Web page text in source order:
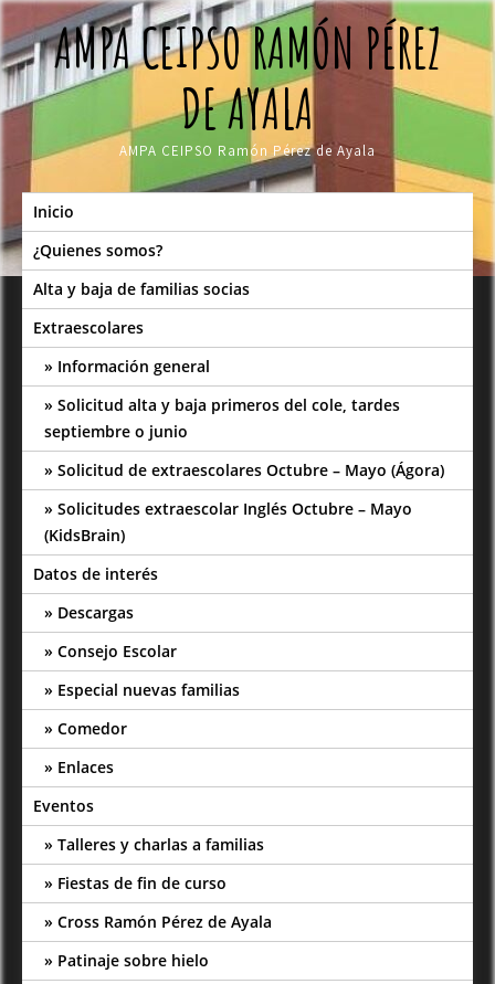
Skip
to
contentAMPA CEIPSO RAMÓN PÉREZ
DE AYALA
AMPA CEIPSO Ramón Pérez de Ayala
Inicio
¿Quienes somos?
Alta y baja de familias socias
Extraescolares
Información general
Solicitud alta y baja primeros del cole, tardes
septiembre o junio
Solicitud de extraescolares Octubre – Mayo (Ágora)
Solicitudes extraescolar Inglés Octubre – Mayo
(KidsBrain)
Datos de interés
Descargas
Consejo Escolar
Especial nuevas familias
Comedor
Enlaces
Eventos
Talleres y charlas a familias
Fiestas de fin de curso
Cross Ramón Pérez de Ayala
Patinaje sobre hielo